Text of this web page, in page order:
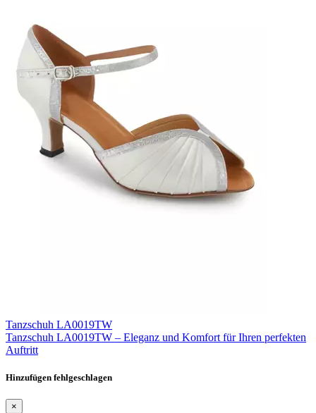
Tanzschuh LA0019TW
Tanzschuh LA0019TW – Eleganz und Komfort für Ihren perfekten
Auftritt
Hinzufügen fehlgeschlagen
×